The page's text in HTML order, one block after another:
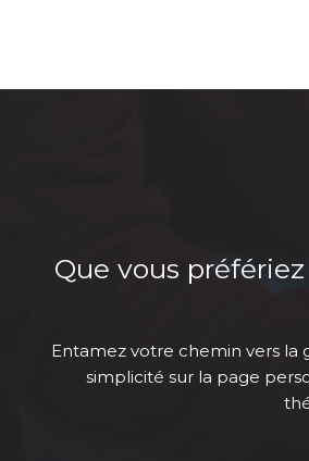
Que vous
Entamez votre chemin vers la
simplicité sur la page